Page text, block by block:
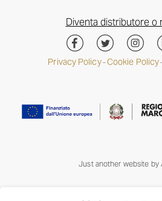
Diventa distributore o
Privacy Policy–Cookie Policy
Just another website by